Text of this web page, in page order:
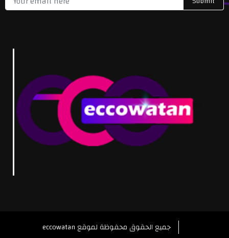
eccowatan جميع الحقوق محفوظة لموقع